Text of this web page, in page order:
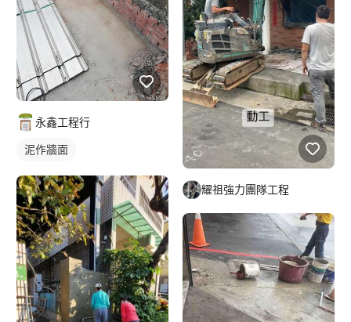
永鑫工程行
泥作牆面
耀祖強力團隊工程